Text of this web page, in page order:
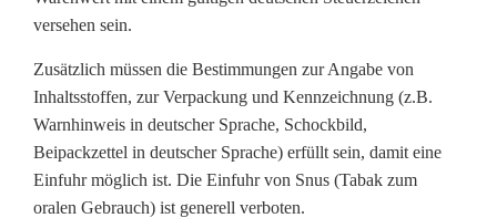
versehen sein.
Zusätzlich müssen die Bestimmungen zur Angabe von
Inhaltsstoffen, zur Verpackung und Kennzeichnung (z.B.
Warnhinweis in deutscher Sprache, Schockbild,
Beipackzettel in deutscher Sprache) erfüllt sein, damit eine
Einfuhr möglich ist. Die Einfuhr von Snus (Tabak zum
oralen Gebrauch) ist generell verboten.